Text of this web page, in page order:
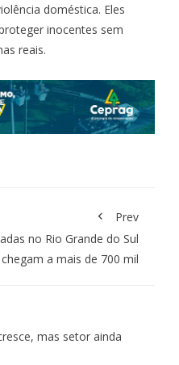
doméstica. Eles
inocentes sem
reais.
Prev
no Rio Grande do Sul
chegam a mais de 700 mil
mas setor ainda